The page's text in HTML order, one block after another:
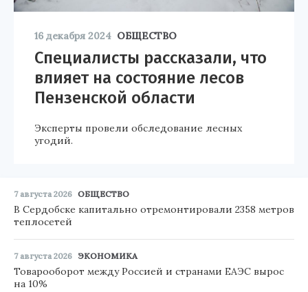
16 декабря 2024 ОБЩЕСТВО
Специалисты рассказали, что
влияет на состояние лесов
Пензенской области
Эксперты провели обследование лесных
угодий.
7 августа 2026 ОБЩЕСТВО
В Сердобске капитально отремонтировали 2358 метров
теплосетей
7 августа 2026 ЭКОНОМИКА
Товарооборот между Россией и странами ЕАЭС вырос
на 10%